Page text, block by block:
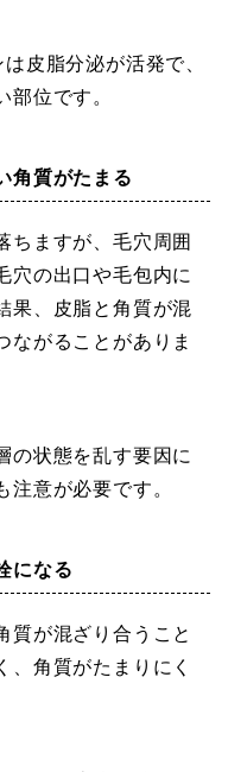
皮脂分泌が活発で、
部位です。
角質がたまる
ちますが、毛穴周囲
穴の出口や毛包内に
果、皮脂と角質が混
ながることがありま
の状態を乱す要因に
注意が必要です。
になる
質が混ざり合うこと
、角質がたまりにく